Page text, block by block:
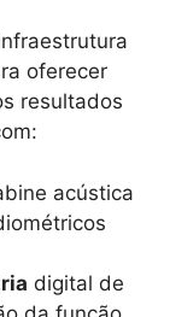
oferecer
resultados
acústica
digital de